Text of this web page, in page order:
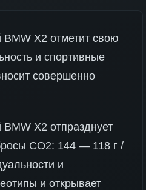
X2 отметит свою
и спортивные
совершенно
X2 отпразднует
CO2: 144 — 118 г /
и
и открывает